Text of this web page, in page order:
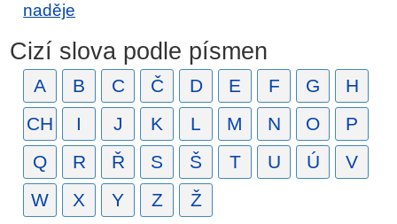
naděje
Cizí slova podle písmen
A B C Č D E F G
H
CH
I J K L M N O
P
Q
R Ř S Š T U Ú
V
W
X Y Z Ž